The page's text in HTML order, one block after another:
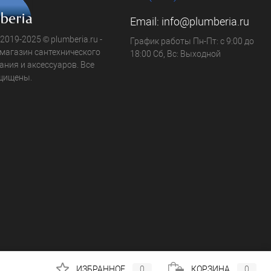
2025 © plumberia.ru -
сантехнического
и аксессуаров. Все
Email: info@plumberia.ru
График работы Пн-Пт: с 9:00 до
18:00 Сб, Вс: Выходной
ИЗБРАННОЕ 0 КОРЗИНА 0